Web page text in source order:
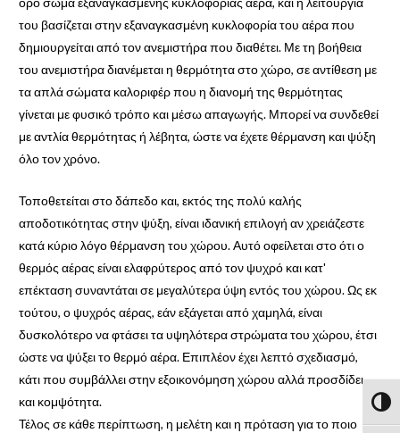
του βασίζεται στην εξαναγκασμένη κυκλοφορία του αέρα που
δημιουργείται από τον ανεμιστήρα που διαθέτει. Με τη βοήθεια
του ανεμιστήρα διανέμεται η θερμότητα στο χώρο, σε αντίθεση με
τα απλά σώματα καλοριφέρ που η διανομή της θερμότητας
γίνεται με φυσικό τρόπο και μέσω απαγωγής. Μπορεί να συνδεθεί
με αντλία θερμότητας ή λέβητα, ώστε να έχετε θέρμανση και ψύξη
όλο τον χρόνο.
Τοποθετείται στο δάπεδο και, εκτός της πολύ καλής
αποδοτικότητας στην ψύξη, είναι ιδανική επιλογή αν χρειάζεστε
κατά κύριο λόγο θέρμανση του χώρου. Αυτό οφείλεται στο ότι ο
θερμός αέρας είναι ελαφρύτερος από τον ψυχρό και κατ'
επέκταση συναντάται σε μεγαλύτερα ύψη εντός του χώρου. Ως εκ
τούτου, ο ψυχρός αέρας, εάν εξάγεται από χαμηλά, είναι
δυσκολότερο να φτάσει τα υψηλότερα στρώματα του χώρου, έτσι
ώστε να ψύξει το θερμό αέρα. Επιπλέον έχει λεπτό σχεδιασμό,
κάτι που συμβάλλει στην εξοικονόμηση χώρου αλλά προσδίδει
και κομψότητα.
Τέλος σε κάθε περίπτωση, η μελέτη και η πρόταση για το ποιο